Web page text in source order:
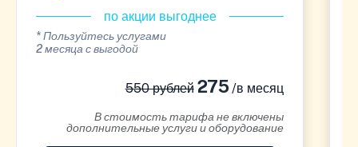
по акции выгоднее
* Пользуйтесь услугами
2 месяца с выгодой
550 рублей275 /в месяц
В стоимость тарифа не включены
дополнительные услуги и оборудование